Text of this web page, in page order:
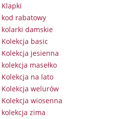
Klapki
kod rabatowy
kolarki damskie
Kolekcja basic
Kolekcja jesienna
kolekcja masełko
Kolekcja na lato
Kolekcja welurów
Kolekcja wiosenna
kolekcja zima